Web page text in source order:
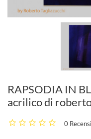
RAPSODIA IN
acrilico di
0